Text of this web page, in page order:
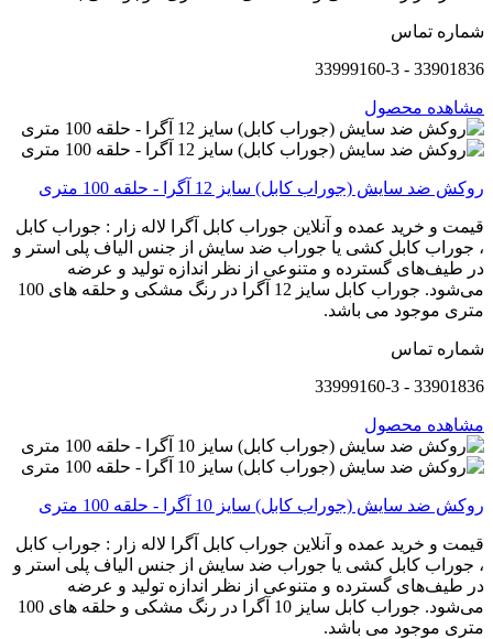
شماره تماس
33901836 - 33999160-3
مشاهده محصول
روکش ضد سایش (جوراب کابل) سایز 12 آگرا - حلقه 100 متری
قیمت و خرید عمده و آنلاین جوراب کابل آگرا لاله زار : جوراب کابل
، جوراب کابل کشی یا جوراب ضد سایش از جنس الیاف پلی استر و
در طیف‌های گسترده و متنوعی از نظر اندازه تولید و عرضه
می‌شود. جوراب کابل سایز 12 آگرا در رنگ مشکی و حلقه های 100
متری موجود می باشد.
شماره تماس
33901836 - 33999160-3
مشاهده محصول
روکش ضد سایش (جوراب کابل) سایز 10 آگرا - حلقه 100 متری
قیمت و خرید عمده و آنلاین جوراب کابل آگرا لاله زار : جوراب کابل
، جوراب کابل کشی یا جوراب ضد سایش از جنس الیاف پلی استر و
در طیف‌های گسترده و متنوعی از نظر اندازه تولید و عرضه
می‌شود. جوراب کابل سایز 10 آگرا در رنگ مشکی و حلقه های 100
متری موجود می باشد.